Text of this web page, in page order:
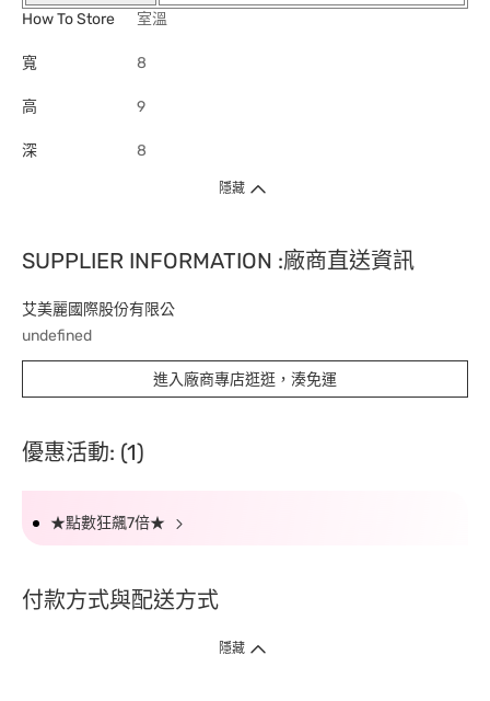
How To Store
室溫
寬 8
高 9
深 8
隱藏
SUPPLIER INFORMATION :廠商直送資訊
艾美麗國際股份有限公
undefined
進入廠商專店逛逛，湊免運
優惠活動: (1)
★點數狂飆7倍★
付款方式與配送方式
隱藏